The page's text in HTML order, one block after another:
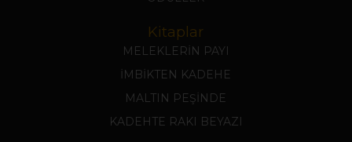
Kitaplar
MELEKLERİN PAYI
İMBİKTEN KADEHE
MALTIN PEŞİNDE
KADEHTE RAKI BEYAZI